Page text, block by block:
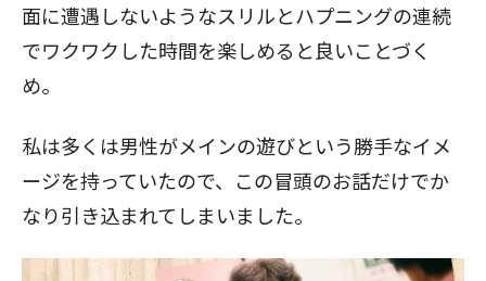
面に遭遇しないようなスリルとハプニングの連続
でワクワクした時間を楽しめると良いことづく
め。
私は多くは男性がメインの遊びという勝手なイメ
ージを持っていたので、この冒頭のお話だけでか
なり引き込まれてしまいました。